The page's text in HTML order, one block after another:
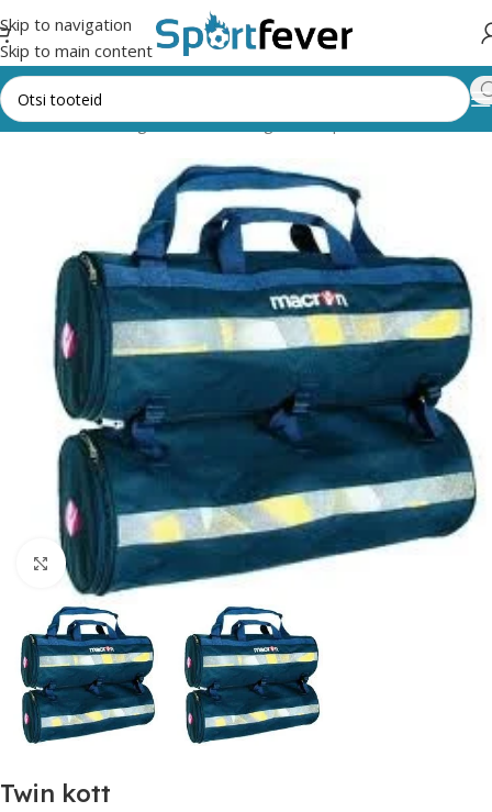
Skip to navigation
Skip to main content
Esileht Kõik kategooriad Pallimängud Võrkpall Kotid
Suurendamiseks klõpsake
Twin kott